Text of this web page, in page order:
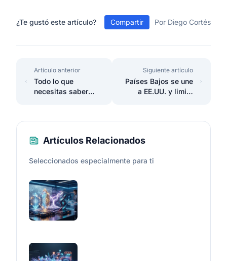
¿Te gustó este artículo? Compartir Por Diego Cortés
Artículo anterior
Todo lo que
necesitas saber
Siguiente artículo
Países Bajos se une
a EE.UU. y limita
Artículos Relacionados
Seleccionados especialmente para ti